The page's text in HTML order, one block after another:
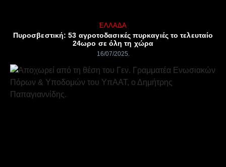
ΕΛΛΆΔΑ
Πυροσβεστική: 53 αγροτοδασικές πυρκαγιές το τελευταίο
24ωρο σε όλη τη χώρα
16/07/2025